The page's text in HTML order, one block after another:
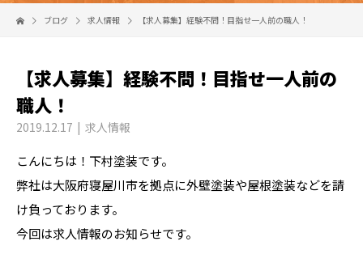
ブログ 求人情報 【求人募集】経験不問！目指せ一人前の職人！
【求人募集】経験不問！目指せ一人前の
職人！
2019.12.17 求人情報
こんにちは！下村塗装です。
弊社は大阪府寝屋川市を拠点に外壁塗装や屋根塗装などを請
け負っております。
今回は求人情報のお知らせです。